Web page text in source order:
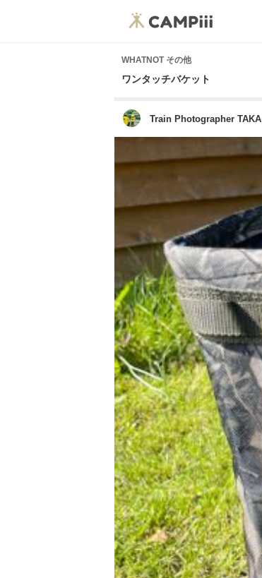
WHATNOT その他
ワンタッチバケット
Train Photographer TAKA